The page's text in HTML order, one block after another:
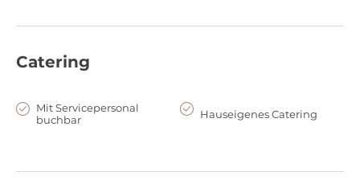
WINDOWS of Berlin in the Tour Total – Berlin from above
In Berlin's center, nearby the main train station, a new location
16. floor of the Tour Totals Tower and offes a spectacular 360°
view of Berlin. Flexible like Berlin, the location can be adapted
Catering
Mit Servicepersonal
buchbar
Hauseigenes Catering